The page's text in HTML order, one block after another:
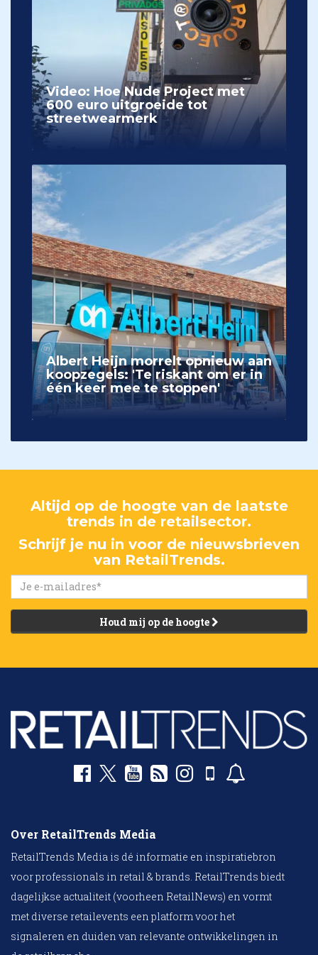
Video: Hoe Nude Project met
600 euro uitgroeide tot
streetwearmerk
Albert Heijn morrelt opnieuw aan
koopzegels: 'Te riskant om er in
één keer mee te stoppen'
Altijd op de hoogte van de laatste
trends in de retailsector.
Schrijf je nu in voor de nieuwsbrieven
van RetailTrends.
Houd mij op de hoogte
Over RetailTrends Media
RetailTrends Media is dé informatie en inspiratiebron
voor professionals in retail & brands. RetailTrends biedt
dagelijkse actualiteit (voorheen RetailNews) en vormt
met diverse retailevents een platform voor het
signaleren en duiden van relevante ontwikkelingen in